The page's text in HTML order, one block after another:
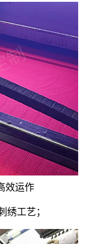
效运作
绣工艺；